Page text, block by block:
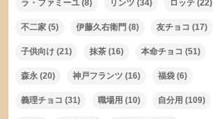
ラ・ファミーユ (8) リンツ (34) ロッテ (22)
不二家 (5) 伊藤久右衛門 (8) 友チョコ (17)
子供向け (21) 抹茶 (16) 本命チョコ (51)
森永 (20) 神戸フランツ (16) 福袋 (6)
義理チョコ (31) 職場用 (10) 自分用 (109)